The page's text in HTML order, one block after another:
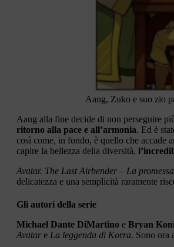
Aang, Zuko e suo zio
Aang alla fine decide di non perseguire
ritorno alla pace e all’armonia. Ed è
così come, in fondo, è quello che accade
capire la bellezza della diversità,
Avatar. The Last Airbender – La promessa
delicatezza e una semplicità raramente
Gli autori della serie
Michael Dante DiMartino e Bryan
Avatar e La leggenda di Korra. Sono ora